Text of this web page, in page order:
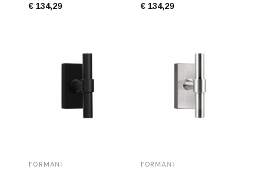
€ 134,29 € 134,29
FORMANI FORMANI